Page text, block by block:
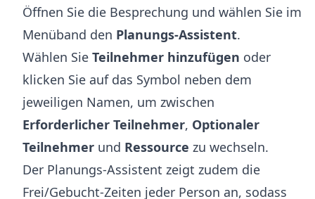
Öffnen Sie die Besprechung und wählen Sie im
Menüband den Planungs-Assistent.
Wählen Sie Teilnehmer hinzufügen oder
klicken Sie auf das Symbol neben dem
jeweiligen Namen, um zwischen
Erforderlicher Teilnehmer, Optionaler
Teilnehmer und Ressource zu wechseln.
Der Planungs-Assistent zeigt zudem die
Frei/Gebucht-Zeiten jeder Person an, sodass